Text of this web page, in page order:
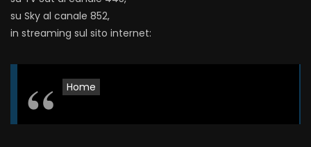
su Sky al canale 852,
in streaming sul sito internet:
Home